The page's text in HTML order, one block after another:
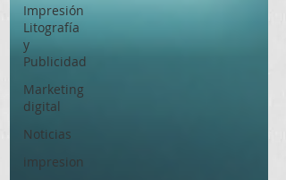
Impresión
Litografía
y
Publicidad
Marketing
digital
Noticias
impresion